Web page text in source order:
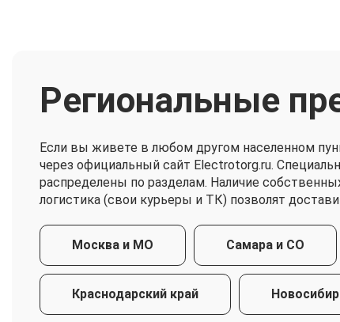
Региональные
Если вы живете в любом другом населенном
через официальный сайт Electrotorg.ru.
распределены по разделам. Наличие
логистика (свои курьеры и ТК) позволят
Москва и МО Самара и СО
Краснодарский край